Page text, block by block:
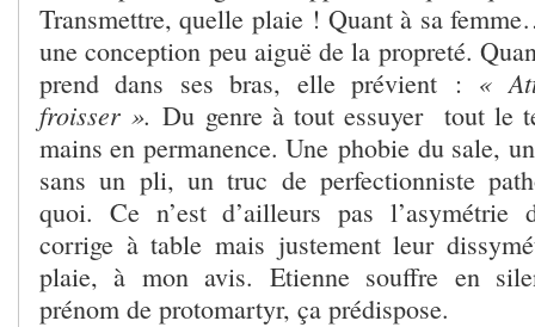
Transmettre, quelle plaie ! Quant à sa
une conception peu aiguë de la propreté.
prend dans ses bras, elle prévient : «
froisser ».Du genre à tout essuyer tout le
mains en permanence. Une phobie du sale,
sans un pli, un truc de perfectionniste
quoi. Ce n’est d’ailleurs pas l’asymétrie
corrige à table mais justement leur
plaie, à mon avis. Etienne souffre en
prénom de protomartyr, ça prédispose.